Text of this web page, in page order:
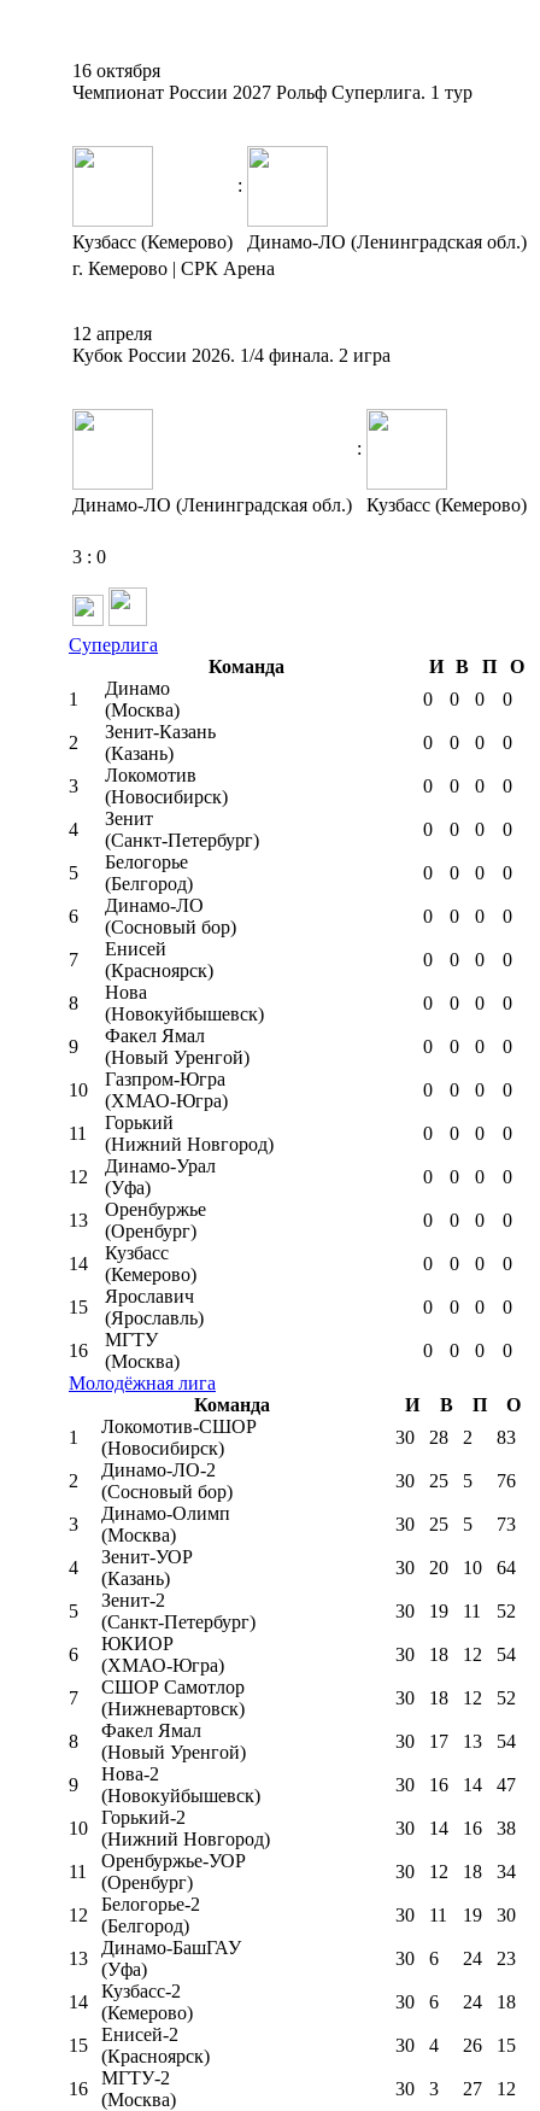
16 октября
Чемпионат России 2027 Рольф Суперлига. 1 тур
:
Кузбасс (Кемерово)
Динамо-ЛО (Ленинградская обл.)
г. Кемерово | СРК Арена
12 апреля
Кубок России 2026. 1/4 финала. 2 игра
:
Динамо-ЛО (Ленинградская обл.) Кузбасс (Кемерово)
3 : 0
Суперлига
Команда
И В П
О
1
Динамо
(Москва)
0 0 0 0
2
Зенит-Казань
(Казань)
0 0 0 0
3
Локомотив
(Новосибирск)
0 0 0 0
4
Зенит
(Санкт-Петербург)
0 0 0 0
5
Белогорье
(Белгород)
0 0 0 0
6
Динамо-ЛО
(Сосновый бор)
0 0 0 0
7
Енисей
(Красноярск)
0 0 0 0
8
Нова
(Новокуйбышевск)
0 0 0 0
9
Факел Ямал
(Новый Уренгой)
0 0 0 0
10
Газпром-Югра
(ХМАО-Югра)
0 0 0 0
11
Горький
(Нижний Новгород)
0 0 0 0
12
Динамо-Урал
(Уфа)
0 0 0 0
13
Оренбуржье
(Оренбург)
0 0 0 0
14
Кузбасс
(Кемерово)
0 0 0 0
15
Ярославич
(Ярославль)
0 0 0 0
16
МГТУ
(Москва)
0 0 0
0
Молодёжная лига
Команда
И В П
О
1
Локомотив-CШОР
(Новосибирск)
30 28 2 83
2
Динамо-ЛО-2
(Сосновый бор)
30 25 5 76
3
Динамо-Олимп
(Москва)
30 25 5 73
4
Зенит-УОР
(Казань)
30 20 10 64
5
Зенит-2
(Санкт-Петербург)
30 19 11 52
6
ЮКИОР
(ХМАО-Югра)
30 18 12 54
7
СШОР Самотлор
(Нижневартовск)
30 18 12 52
8
Факел Ямал
(Новый Уренгой)
30 17 13 54
9
Нова-2
(Новокуйбышевск)
30 16 14 47
10
Горький-2
(Нижний Новгород)
30 14 16 38
11
Оренбуржье-УОР
(Оренбург)
30 12 18 34
12
Белогорье-2
(Белгород)
30 11 19 30
13
Динамо-БашГАУ
(Уфа)
30 6 24 23
14
Кузбасс-2
(Кемерово)
30 6 24 18
15
Енисей-2
(Красноярск)
30 4 26 15
16
МГТУ-2
(Москва)
30 3 27 12